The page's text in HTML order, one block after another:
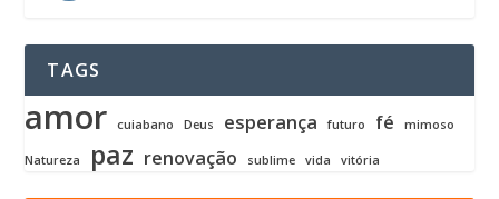
TAGS
amor cuiabano Deus esperança futuro fé mimoso
Natureza paz renovação sublime vida vitória